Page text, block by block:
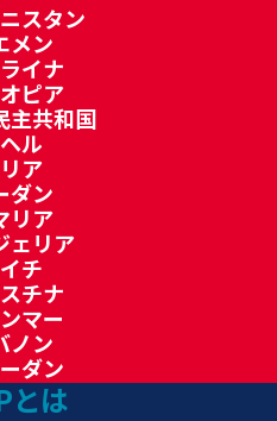
スタン
メン
イナ
ピア
主共和国
ル
ア
ダン
リア
ェリア
チ
チナ
マー
ノン
ダン
とは